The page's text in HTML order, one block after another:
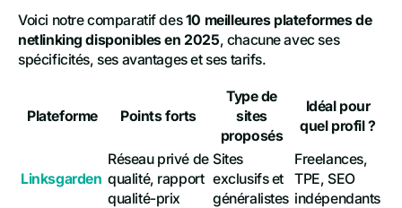
Voici notre comparatif des10 meilleures plateformes de
netlinking disponibles en 2025, chacune avec ses
spécificités, ses avantages et ses tarifs.
Plateforme Points forts
Type de
sites
proposés
Idéal pour
quel profil ?
Linksgarden
Réseau privé de
qualité, rapport
qualité-prix
Sites
exclusifs et
généralistes
Freelances,
TPE, SEO
indépendants